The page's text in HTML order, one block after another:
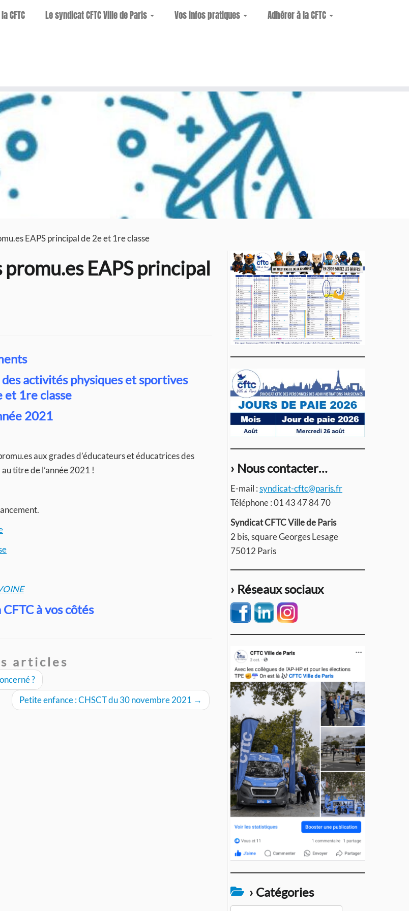
CFTC Le syndicat CFTC Ville de Paris Vos infos pratiques
Adhérer à la CFTC
EAPS principal de 2e et 1re classe
EAPS principal
activités physiques et sportives
et 1re classe
2021
aux grades d’éducateurs et éducatrices des
titre de l’année 2021 !
à vos côtés
articles
?
Petite enfance : CHSCT du 30 novembre 2021 →
› Nous contacter…
E-mail :syndicat-cftc@paris.fr
Téléphone : 01 43 47 84 70
Syndicat CFTC Ville de Paris
2 bis, square Georges Lesage
75012 Paris
› Réseaux sociaux
› Catégories